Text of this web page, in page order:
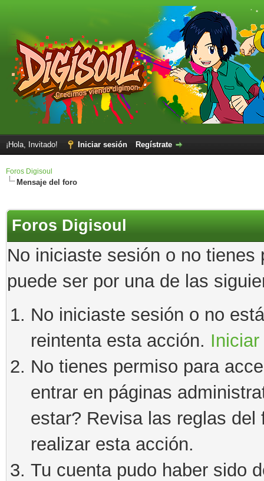
¡Hola, Invitado! Iniciar sesión Regístrate
Foros Digisoul
Mensaje del foro
Foros Digisoul
No iniciaste sesión o no
puede ser por una de las
No iniciaste sesión o no
reintenta esta acción.
No tienes permiso para
entrar en páginas
estar? Revisa las reglas
realizar esta acción.
Tu cuenta pudo haber sido